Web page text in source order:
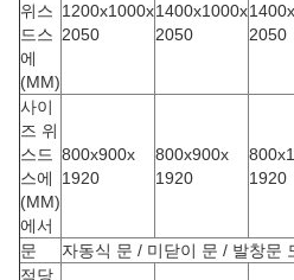
위스
드스
에
(MM)
1200x1000x
2050
1400x1000x
2050
2050
사이
즈 위
스드
스에
(MM)
에서
800x900x
1920
800x900x
1920
1920
문
자동식 문 / 미닫이 문 / 발창문
적당